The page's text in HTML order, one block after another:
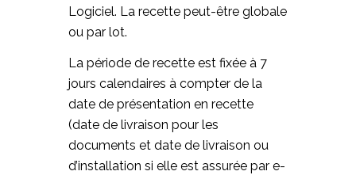
Logiciel. La recette peut-être globale
ou par lot.
La période de recette est fixée à 7
jours calendaires à compter de la
date de présentation en recette
(date de livraison pour les
documents et date de livraison ou
d’installation si elle est assurée par e-